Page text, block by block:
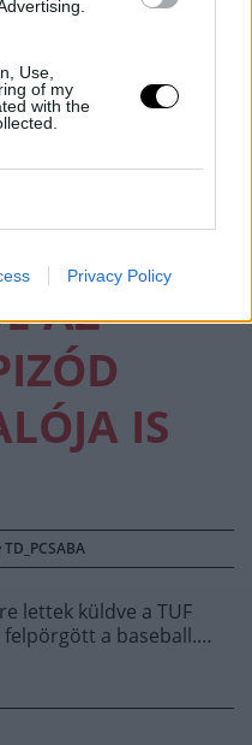
Use,
of my
with the
Privacy Policy
AZ
IS
TD_PCSABA
lettek küldve a TUF
felpörgött a baseball.…